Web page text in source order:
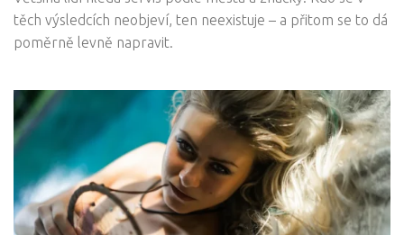
těch výsledcích neobjeví, ten neexistuje – a přitom se to dá
poměrně levně napravit.